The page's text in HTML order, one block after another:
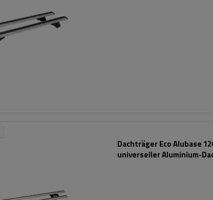
Dachträger Eco Alubase
universeller Aluminium-